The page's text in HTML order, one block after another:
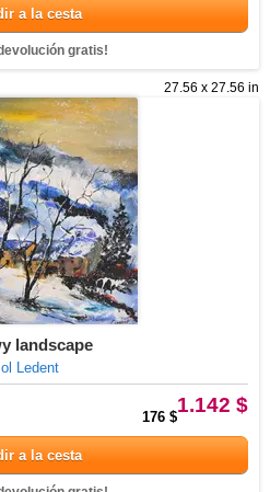
a la cesta
gratis!
27.56 x 27.56 in
landscape
Ledent
1.142 $
176 $
a la cesta